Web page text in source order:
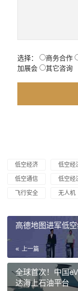
选择： 商务合作
加展会
其它咨询
低空经济 低空经
低空通信
低空经
飞行安全
无人机
高德地图进军低
上一篇
全球首次！中国
达海上石油平台